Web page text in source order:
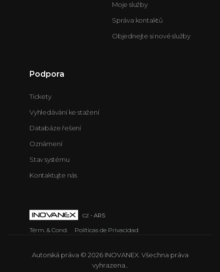
Moje služby
Správa kontaktů
Objednejte si nové služby
Podpora
Tickety
Vyhledávání ke stažení
Databáze řešení
Oznámení
Stav systému
Kontaktujte nás
cz - ARS
Térm. & Cond. Políticas de Privacidad
Autorská práva © 2026 INOVANEX. Všechna práva
vyhrazena..